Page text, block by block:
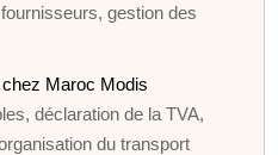
gestion des
Maroc Modis
déclaration de la TVA,
du transport